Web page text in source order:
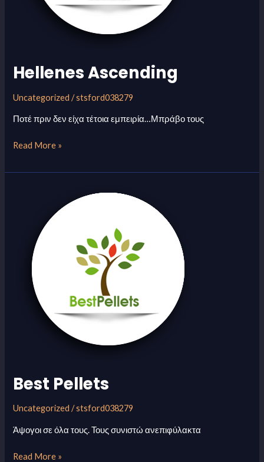
Hellenes Ascending
Uncategorized /stsford038279
Ποτέ πριν δεν είχα τέτοια εμπειρία…Μπράβο τους
Read More »
Best Pellets
Uncategorized /stsford038279
Άψογοι σε όλα τους. Τους συνιστώ ανεπιφύλακτα
Read More »